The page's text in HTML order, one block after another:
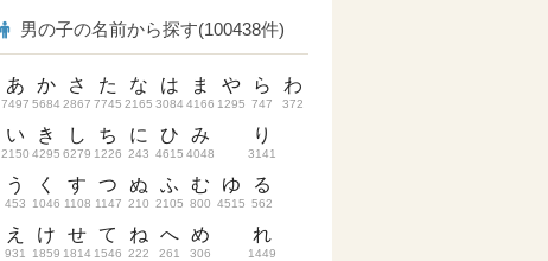
男の子の名前から探す(100438件)
あ
7497
い
2150
う
453
え
931
か
5684
き
4295
く
1046
け
1859
さ
2867
し
6279
す
1108
せ
1814
た
7745
ち
1226
つ
1147
て
1546
な
2165
に
243
ぬ
210
ね
222
は
3084
ひ
4615
ふ
2105
へ
261
ま
4166
み
4048
む
800
め
306
や
1295
ゆ
4515
ら
747
り
3141
る
562
れ
1449
わ
372